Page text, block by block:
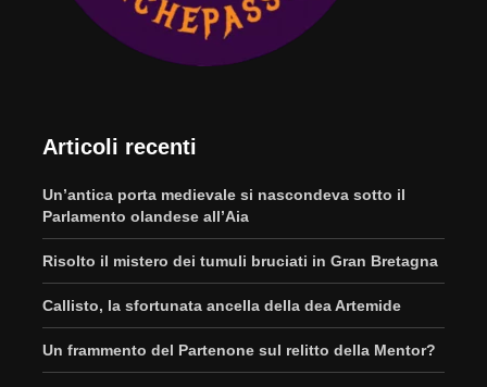
Articoli recenti
Un’antica porta medievale si nascondeva sotto il
Parlamento olandese all’Aia
Risolto il mistero dei tumuli bruciati in Gran Bretagna
Callisto, la sfortunata ancella della dea Artemide
Un frammento del Partenone sul relitto della Mentor?